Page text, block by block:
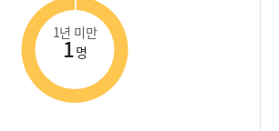
1년 미만
1명